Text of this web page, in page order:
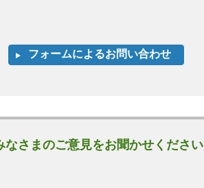
さまのご意見をお聞かせください